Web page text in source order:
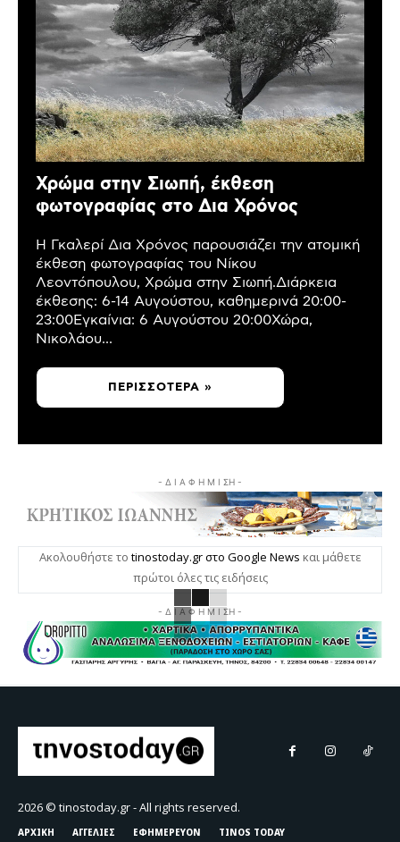
Χρώμα στην Σιωπή, έκθεση
φωτογραφίας στο Δια Χρόνος
Η Γκαλερί Δια Χρόνος παρουσιάζει την ατομική
έκθεση φωτογραφίας του Νίκου
Λεοντόπουλου, Χρώμα στην Σιωπή.Διάρκεια
έκθεσης: 6-14 Αυγούστου, καθημερινά 20:00-
23:00Εγκαίνια: 6 Αυγούστου 20:00Χώρα,
Νικολάου...
ΠΕΡΙΣΣΌΤΕΡΑ »
- Δ Ι Α Φ Η Μ Ι ΣΗ -
Ακολουθήστε το tinostoday.gr στο Google News και μάθετε
πρώτοι όλες τις ειδήσεις
- Δ Ι Α Φ Η Μ Ι ΣΗ -
2026 © tinostoday.gr - All rights reserved.
ΑΡΧΙΚΗ ΑΓΓΕΛΙΕΣ ΕΦΗΜΕΡΕΥΟΝ TINOS TODAY